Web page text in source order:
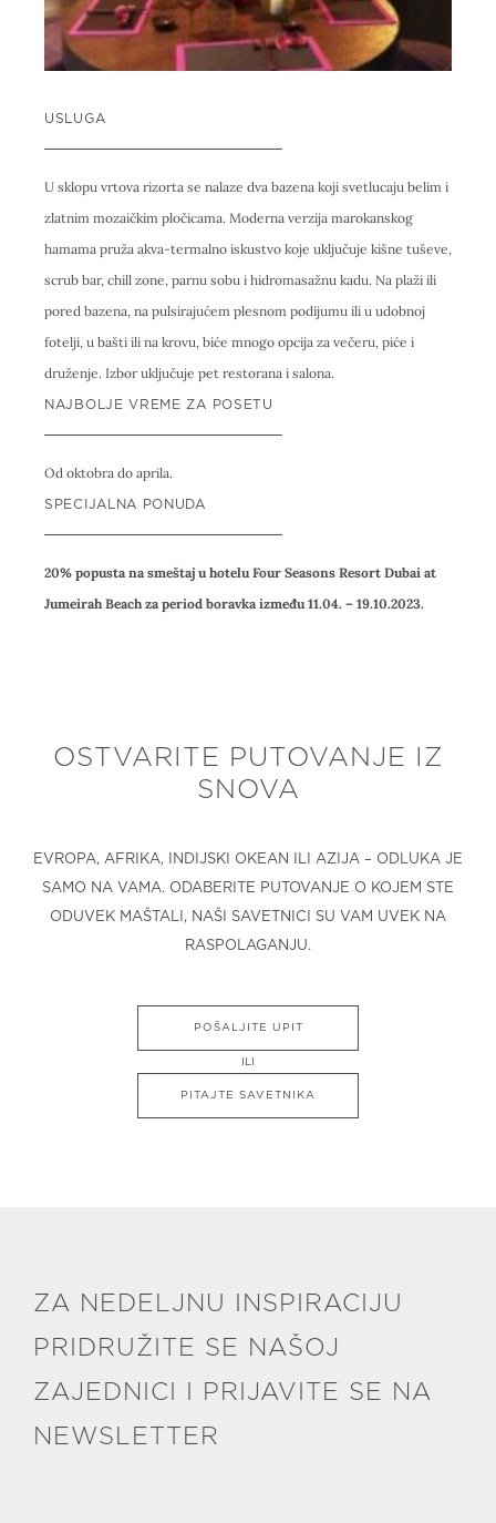
USLUGA
U sklopu vrtova rizorta se nalaze dva bazena koji svetlucaju belim i
zlatnim mozaičkim pločicama. Moderna verzija marokanskog
hamama pruža akva-termalno iskustvo koje uključuje kišne tuševe,
scrub bar, chill zone, parnu sobu i hidromasažnu kadu. Na plaži ili
pored bazena, na pulsirajućem plesnom podijumu ili u udobnoj
fotelji, u bašti ili na krovu, biće mnogo opcija za večeru, piće i
druženje. Izbor uključuje pet restorana i salona.
NAJBOLJE VREME ZA POSETU
Od oktobra do aprila.
SPECIJALNA PONUDA
20% popusta na smeštaj u hotelu Four Seasons Resort Dubai at
Jumeirah Beach za period boravka između 11.04. – 19.10.2023.
OSTVARITE PUTOVANJE IZ
SNOVA
EVROPA, AFRIKA, INDIJSKI OKEAN ILI AZIJA – ODLUKA JE
SAMO NA VAMA. ODABERITE PUTOVANJE O KOJEM STE
ODUVEK MAŠTALI, NAŠI SAVETNICI SU VAM UVEK NA
RASPOLAGANJU.
POŠALJITE UPIT
ILI
PITAJTE SAVETNIKA
ZA NEDELJNU INSPIRACIJU
PRIDRUŽITE SE NAŠOJ
ZAJEDNICI I PRIJAVITE SE NA
NEWSLETTER